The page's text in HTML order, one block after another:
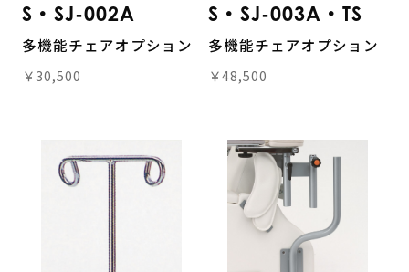
S・SJ-002A
多機能チェアオプション
￥30,500
S・SJ-003A・TS
多機能チェアオプション
￥48,500